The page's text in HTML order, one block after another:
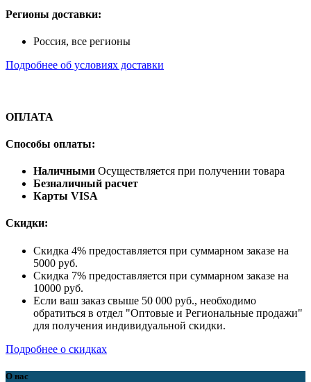
Регионы доставки:
Россия, все регионы
Подробнее об условиях доставки
ОПЛАТА
Способы оплаты:
Наличными Осуществляется при получении товара
Безналичный расчет
Карты VISA
Скидки:
Скидка 4% предоставляется при суммарном заказе на
5000 руб.
Скидка 7% предоставляется при суммарном заказе на
10000 руб.
Если ваш заказ свыше 50 000 руб., необходимо
обратиться в отдел "Оптовые и Региональные продажи"
для получения индивидуальной скидки.
Подробнее о скидках
О нас